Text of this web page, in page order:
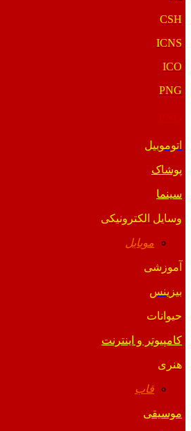
CSH
ICNS
ICO
PNG
اتوموبیل
پوشاک
سینما
وسایل الکترونیکی
موبایل
آموزشی
بیزینس
حیوانات
کامپیوتر و اینترنت
هنری
قاب
موسیقی